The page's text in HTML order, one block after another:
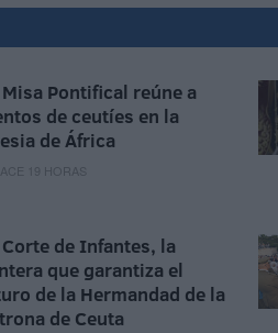
Misa Pontifical reúne a
de ceutíes en la
de África
19 HORAS
Corte de Infantes, la
que garantiza el
de la Hermandad de la
de Ceuta